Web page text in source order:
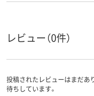
レビュー（0件）
投稿されたレビューはまだあ
待ちしています。